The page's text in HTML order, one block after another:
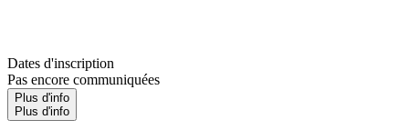
Dates d'inscription
Pas encore communiquées
Plus d'info
Plus d'info